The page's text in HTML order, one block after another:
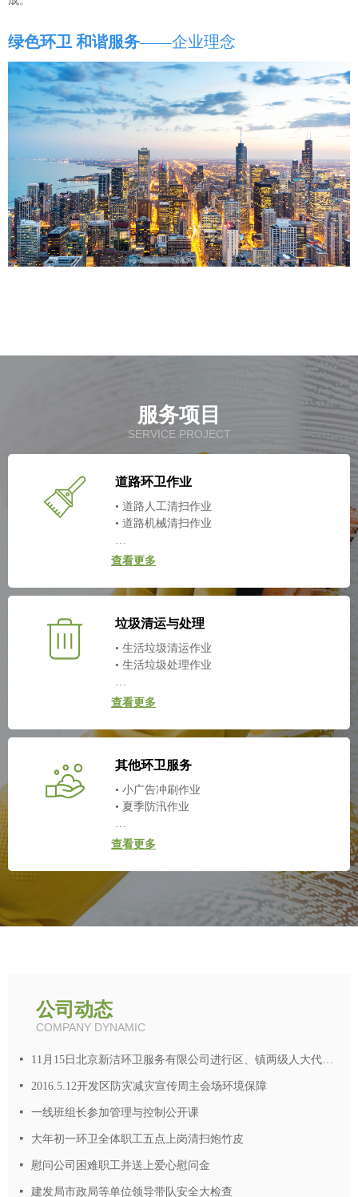
绿色环卫 和谐服务——企业理念
服务项目
SERVICE PROJECT
道路环卫作业
• 道路人工清扫作业
• 道路机械清扫作业
…
查看更多
垃圾清运与处理
• 生活垃圾清运作业
• 生活垃圾处理作业
…
查看更多
其他环卫服务
• 小广告冲刷作业
• 夏季防汛作业
…
查看更多
公司动态
COMPANY DYNAMIC
넷 11月15日北京新洁环卫服务有限公司进行区、镇两级人大代表统一投票选举
넷 2016.5.12开发区防灾减灾宣传周主会场环境保障
넷 一线班组长参加管理与控制公开课
넷 大年初一环卫全体职工五点上岗清扫炮竹皮
넷 慰问公司困难职工并送上爱心慰问金
넷 建发局市政局等单位领导带队安全大检查